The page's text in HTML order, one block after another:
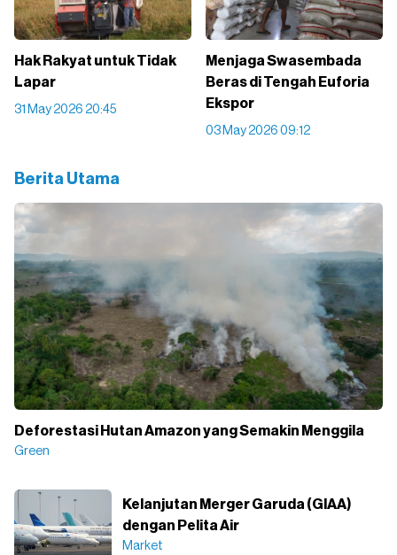
Hak Rakyat untuk Tidak
Lapar
31 May 2026 20:45
Menjaga Swasembada
Beras di Tengah Euforia
Ekspor
03 May 2026 09:12
Berita Utama
Deforestasi Hutan Amazon yang Semakin Menggila
Green
Kelanjutan Merger Garuda (GIAA)
dengan Pelita Air
Market